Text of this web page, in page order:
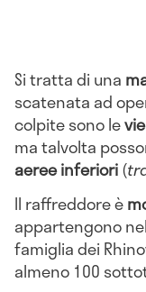
Si tratta di una
scatenata ad
colpite sono le
ma talvolta
aeree inferiori(
Il raffreddore è
appartengono
famiglia dei
almeno 100